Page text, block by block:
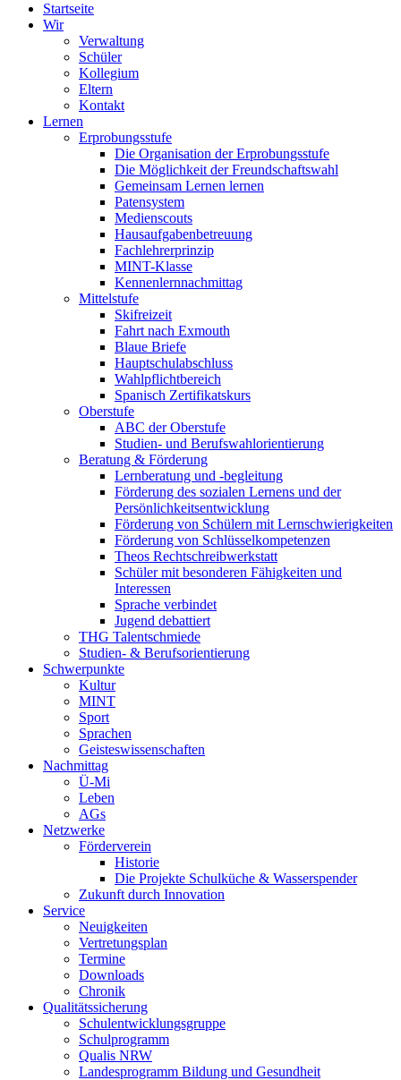
Startseite
Wir
Verwaltung
Schüler
Kollegium
Eltern
Kontakt
Lernen
Erprobungsstufe
Die Organisation der Erprobungsstufe
Die Möglichkeit der Freundschaftswahl
Gemeinsam Lernen lernen
Patensystem
Medienscouts
Hausaufgabenbetreuung
Fachlehrerprinzip
MINT-Klasse
Kennenlernnachmittag
Mittelstufe
Skifreizeit
Fahrt nach Exmouth
Blaue Briefe
Hauptschulabschluss
Wahlpflichtbereich
Spanisch Zertifikatskurs
Oberstufe
ABC der Oberstufe
Studien- und Berufswahlorientierung
Beratung & Förderung
Lernberatung und -begleitung
Förderung des sozialen Lernens und der
Persönlichkeitsentwicklung
Förderung von Schülern mit Lernschwierigkeiten
Förderung von Schlüsselkompetenzen
Theos Rechtschreibwerkstatt
Schüler mit besonderen Fähigkeiten und
Interessen
Sprache verbindet
Jugend debattiert
THG Talentschmiede
Studien- & Berufsorientierung
Schwerpunkte
Kultur
MINT
Sport
Sprachen
Geisteswissenschaften
Nachmittag
Ü-Mi
Leben
AGs
Netzwerke
Förderverein
Historie
Die Projekte Schulküche & Wasserspender
Zukunft durch Innovation
Service
Neuigkeiten
Vertretungsplan
Termine
Downloads
Chronik
Qualitätssicherung
Schulentwicklungsgruppe
Schulprogramm
Qualis NRW
Landesprogramm Bildung und Gesundheit